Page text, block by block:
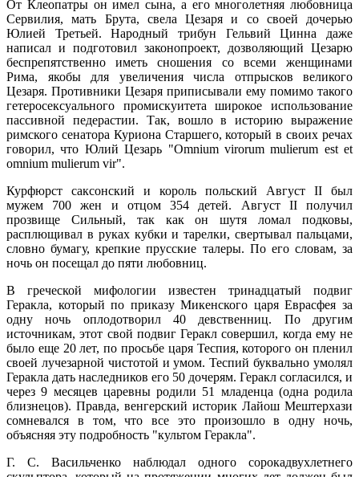
От Клеопатры он имел сына, а его многолетняя любовница
Сервилия, мать Брута, свела Цезаря и со своей дочерью
Юлией Третьей. Народный трибун Гельвий Цинна даже
написал и подготовил законопроект, дозволяющий Цезарю
беспрепятственно иметь сношения со всеми женщинами
Рима, якобы для увеличения числа отпрысков великого
Цезаря. Противники Цезаря приписывали ему помимо такого
гетеросексуального промискуитета широкое использование
пассивной педерастии. Так, вошло в историю выражение
римского сенатора Куриона Старшего, который в своих речах
говорил, что Юлий Цезарь "Omnium virorum mulierum est et
omnium mulierum vir".
Курфюрст саксонский и король польский Август II был
мужем 700 жен и отцом 354 детей. Август II получил
прозвище Сильный, так как он шутя ломал подковы,
расплющивал в руках кубки и тарелки, свертывал пальцами,
словно бумагу, крепкие прусские талеры. По его словам, за
ночь он посещал до пяти любовниц.
В греческой мифологии известен тринадцатый подвиг
Геракла, который по приказу Микенского царя Еврасфея за
одну ночь оплодотворил 40 девственниц. По другим
источникам, этот свой подвиг Геракл совершил, когда ему не
было еще 20 лет, по просьбе царя Теспия, которого он пленил
своей лучезарной чистотой и умом. Теспий буквально умолял
Геракла дать наследников его 50 дочерям. Геракл согласился, и
через 9 месяцев царевны родили 51 младенца (одна родила
близнецов). Правда, венгерский историк Лайош Мештерхази
сомневался в том, что все это произошло в одну ночь,
объясняя эту подробность "культом Геракла".
Г. С. Васильченко наблюдал одного сорокадвухлетнего